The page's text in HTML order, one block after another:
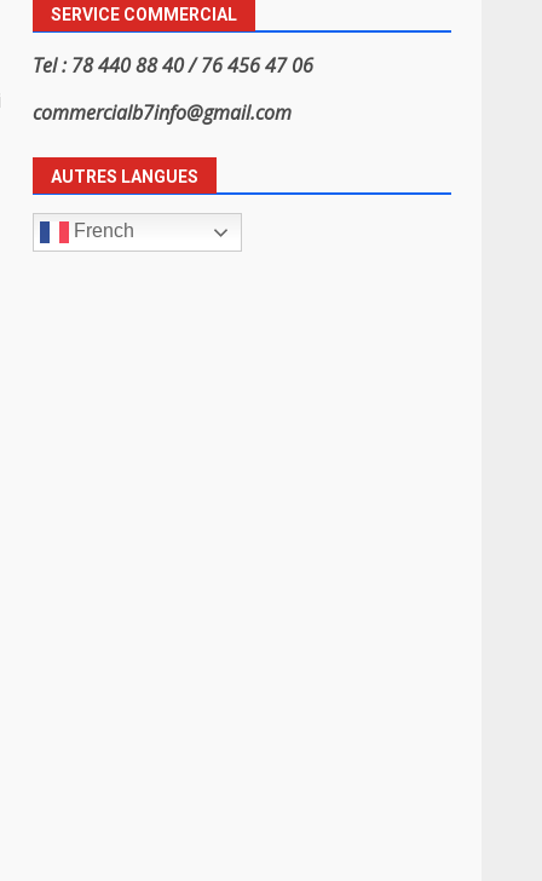
SERVICE COMMERCIAL
Tel : 78 440 88 40 / 76 456 47 06
commercialb7info@gmail.com
AUTRES LANGUES
French